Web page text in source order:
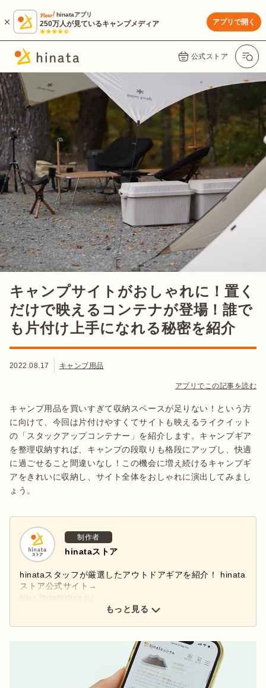
hinataアプリ
250万人が見ているキャンプメディア アプリで開く
公式ストア
キャンプサイトがおしゃれに！置く
だけで映えるコンテナが登場！誰で
も片付け上手になれる秘密を紹介
2022.08.17 キャンプ用品
アプリでこの記事を読む
キャンプ用品を買いすぎて収納スペースが足りない！という方
に向けて、今回は片付けやすくてサイトも映えるライクイット
の「スタックアップコンテナー」を紹介します。キャンプギア
を整理収納すれば、キャンプの段取りも格段にアップし、快適
に過ごせること間違いなし！この機会に増え続けるキャンプギ
アをきれいに収納し、サイト全体をおしゃれに演出してみまし
ょう。
制作者
hinataストア
hinataスタッフが厳選したアウトドアギアを紹介！ hinata
ストア公式サイト→
hinataストア公式インスタグラムアカウント→
もっと見る